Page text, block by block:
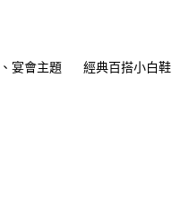
宴會主題 經典百搭小白鞋